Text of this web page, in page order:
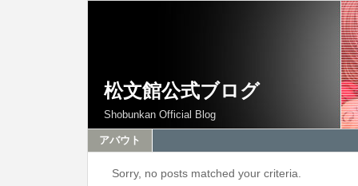
松文館公式ブログ
Shobunkan Official Blog
アバウト
Sorry, no posts matched your criteria.